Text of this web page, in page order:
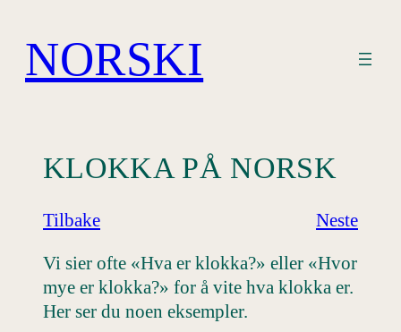
innhold
NORSKI
KLOKKA PÅ NORSK
Tilbake
Neste
Vi sier ofte «Hva er klokka?» eller «Hvor
mye er klokka?» for å vite hva klokka er.
Her ser du noen eksempler.